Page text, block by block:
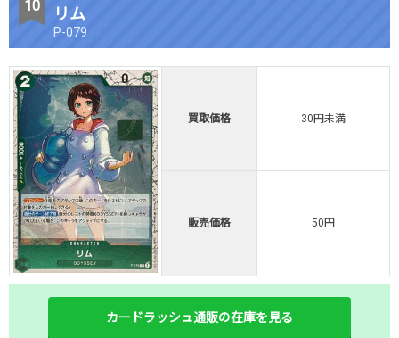
リム
P-079
買取価格 30円未満
販売価格 50円
カードラッシュ通販の在庫を見る